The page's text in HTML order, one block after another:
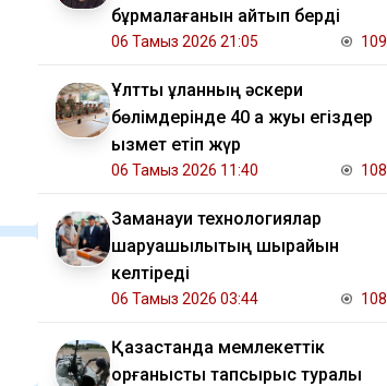
бұрмалағанын айтып берді
06 Тамыз 2026 21:05 109
Ұлттық ұланның әскери
бөлімдерінде 40 қа жуық егіздер
қызмет етіп жүр
06 Тамыз 2026 11:40 108
Заманауи технологиялар
шаруашылықтың шырайын
келтіреді
06 Тамыз 2026 03:44 108
Қазақстанда мемлекеттік
қорғаныстық тапсырыс туралы